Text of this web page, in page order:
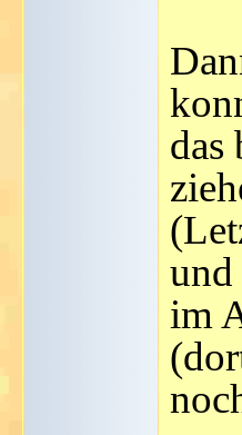
das
und
im